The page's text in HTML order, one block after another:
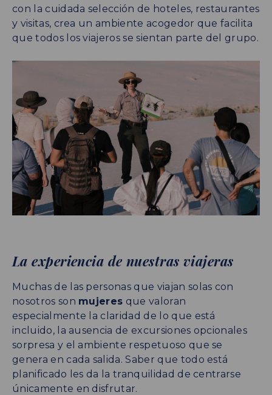
con la cuidada selección de hoteles, restaurantes
y visitas, crea un ambiente acogedor que facilita
que todos los viajeros se sientan parte del grupo.
La experiencia de nuestras viajeras
Muchas de las personas que viajan solas con
nosotros son mujeres que valoran
especialmente la claridad de lo que está
incluido, la ausencia de excursiones opcionales
sorpresa y el ambiente respetuoso que se
genera en cada salida. Saber que todo está
planificado les da la tranquilidad de centrarse
únicamente en disfrutar.